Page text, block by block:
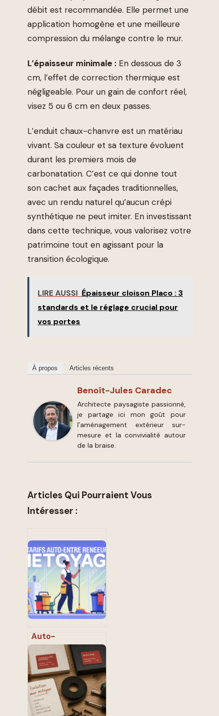
débit est recommandée. Elle permet une
application homogène et une meilleure
compression du mélange contre le mur.
L’épaisseur minimale : En dessous de 3
cm, l’effet de correction thermique est
négligeable. Pour un gain de confort réel,
visez 5 ou 6 cm en deux passes.
L’enduit chaux-chanvre est un matériau
vivant. Sa couleur et sa texture évoluent
durant les premiers mois de
carbonatation. C’est ce qui donne tout
son cachet aux façades traditionnelles,
avec un rendu naturel qu’aucun crépi
synthétique ne peut imiter. En investissant
dans cette technique, vous valorisez votre
patrimoine tout en agissant pour la
transition écologique.
LIRE AUSSI Épaisseur cloison Placo : 3
standards et le réglage crucial pour
vos portes
À propos Articles récents
Benoît-Jules Caradec
Architecte paysagiste passionné,
je partage ici mon goût pour
l’aménagement extérieur sur-
mesure et la convivialité autour
de la braise.
Articles Qui Pourraient Vous
Intéresser :
Auto-
entrepreneur
nettoyage tarif :
comment fixer
des prix justes et
rentables